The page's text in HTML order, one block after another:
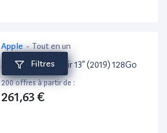
Filtres
Apple- Tout en un
Apple MacBook Air 13” (2019) 128Go
200 offres à partir de :
261,63 €